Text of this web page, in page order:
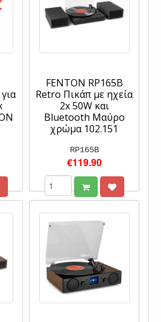
FENTON RP165B
Retro Πικάπ με ηχεία
2x 50W και
Bluetooth Μαύρο
χρώμα 102.151
RP165B
€119.90